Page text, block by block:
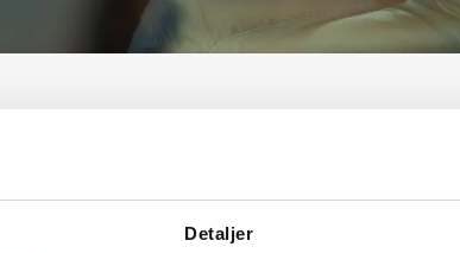
Detaljer
VIDEN OM